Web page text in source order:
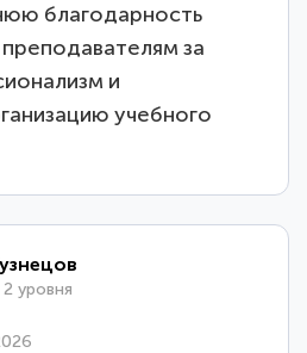
благодарность
за
и
учебного
уровня